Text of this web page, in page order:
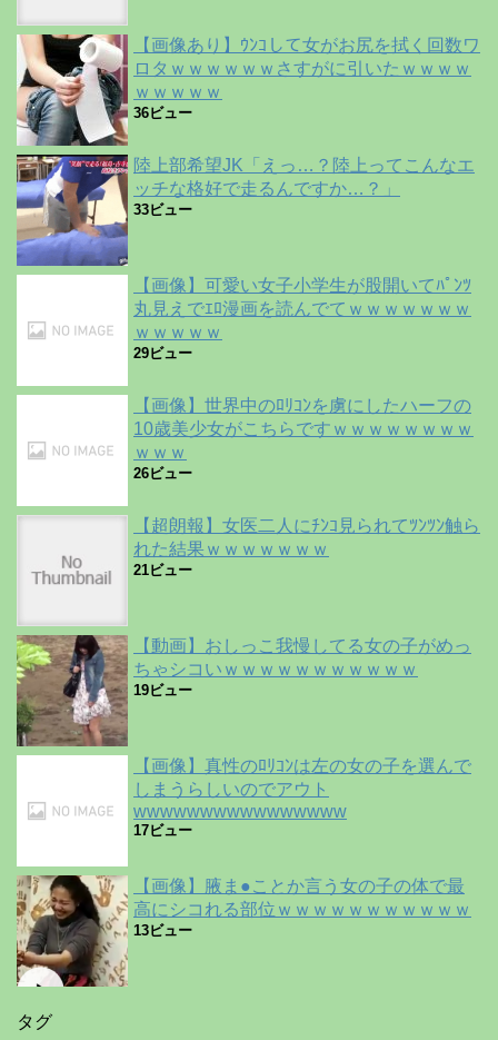
【画像あり】ｳﾝｺして女がお尻を拭く回数ワ
ロタｗｗｗｗｗｗさすがに引いたｗｗｗｗ
ｗｗｗｗｗ
36ビュー
陸上部希望JK「えっ…？陸上ってこんなエ
ッチな格好で走るんですか…？」
33ビュー
【画像】可愛い女子小学生が股開いてﾊﾟﾝﾂ
丸見えでｴﾛ漫画を読んでてｗｗｗｗｗｗｗ
ｗｗｗｗｗ
29ビュー
【画像】世界中のﾛﾘｺﾝを虜にしたハーフの
10歳美少女がこちらですｗｗｗｗｗｗｗｗ
ｗｗｗ
26ビュー
【超朗報】女医二人にﾁﾝｺ見られてﾂﾝﾂﾝ触ら
れた結果ｗｗｗｗｗｗｗ
21ビュー
【動画】おしっこ我慢してる女の子がめっ
ちゃシコいｗｗｗｗｗｗｗｗｗｗｗ
19ビュー
【画像】真性のﾛﾘｺﾝは左の女の子を選んで
しまうらしいのでアウト
wwwwwwwwwwwwwwww
17ビュー
【画像】腋ま●ことか言う女の子の体で最
高にシコれる部位ｗｗｗｗｗｗｗｗｗｗｗ
13ビュー
タグ